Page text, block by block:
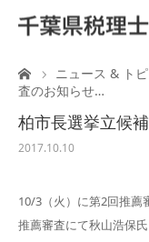
ニュース & ト
査のお知らせ…
柏市長選挙立候
2017.10.10
10/3（火）に第2回推薦
推薦審査にて秋山浩保
ホーム
ご案内
後援会